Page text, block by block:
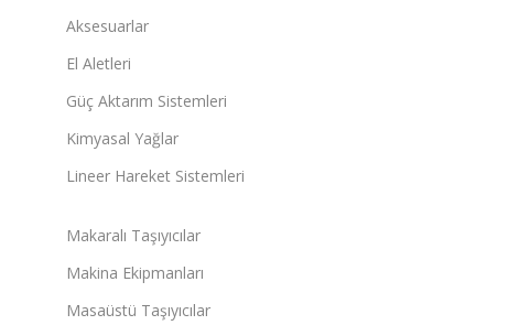
Aksesuarlar
El Aletleri
Güç Aktarım Sistemleri
Kimyasal Yağlar
Lineer Hareket Sistemleri
Makaralı Taşıyıcılar
Makina Ekipmanları
Masaüstü Taşıyıcılar